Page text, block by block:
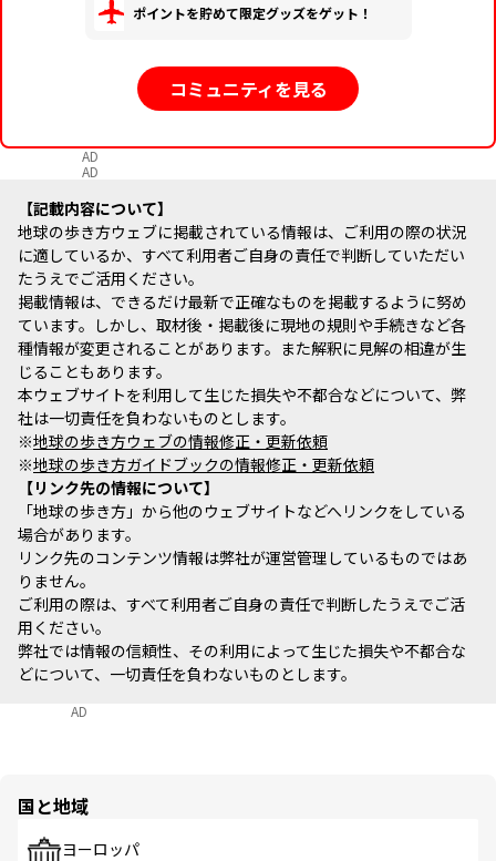
ポイントを貯めて限定グッズをゲット！
コミュニティを見る
AD
AD
記載内容について
地球の歩き方ウェブに掲載されている情報は、ご利用の際の状況
に適しているか、すべて利用者ご自身の責任で判断していただい
たうえでご活用ください。
掲載情報は、できるだけ最新で正確なものを掲載するように努め
ています。しかし、取材後・掲載後に現地の規則や手続きなど各
種情報が変更されることがあります。また解釈に見解の相違が生
じることもあります。
本ウェブサイトを利用して生じた損失や不都合などについて、弊
社は一切責任を負わないものとします。
※地球の歩き方ウェブの情報修正・更新依頼
※地球の歩き方ガイドブックの情報修正・更新依頼
リンク先の情報について
「地球の歩き方」から他のウェブサイトなどへリンクをしている
場合があります。
リンク先のコンテンツ情報は弊社が運営管理しているものではあ
りません。
ご利用の際は、すべて利用者ご自身の責任で判断したうえでご活
用ください。
弊社では情報の信頼性、その利用によって生じた損失や不都合な
どについて、一切責任を負わないものとします。
AD
国と地域
ヨーロッパ